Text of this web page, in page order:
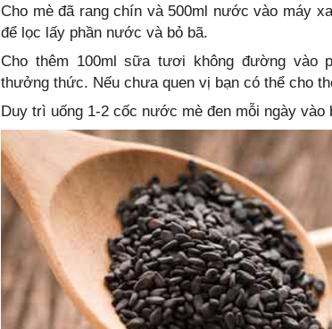
Cho mè đã rang chín và 500ml nước vào máy
để lọc lấy phần nước và bỏ bã.
Cho thêm 100ml sữa tươi không đường vào
thưởng thức. Nếu chưa quen vị bạn có thể cho
Duy trì uống 1-2 cốc nước mè đen mỗi ngày